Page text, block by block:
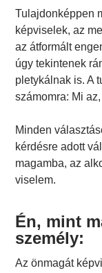
Tulajdonképpen
képviselek, az
az átformált
úgy tekintenek
pletykálnak is. A
számomra: Mi
Minden
kérdésre adott
magamba, az
viselem.
Én, mint
személy:
Az önmagát